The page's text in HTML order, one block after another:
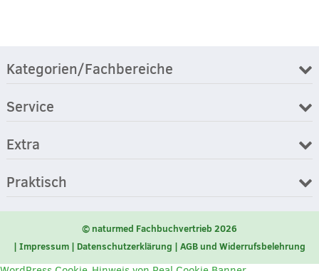
Kategorien/Fachbereiche
Service
Extra
Praktisch
© naturmed Fachbuchvertrieb 2026
Impressum
Datenschutzerklärung AGB und Widerrufsbelehrung